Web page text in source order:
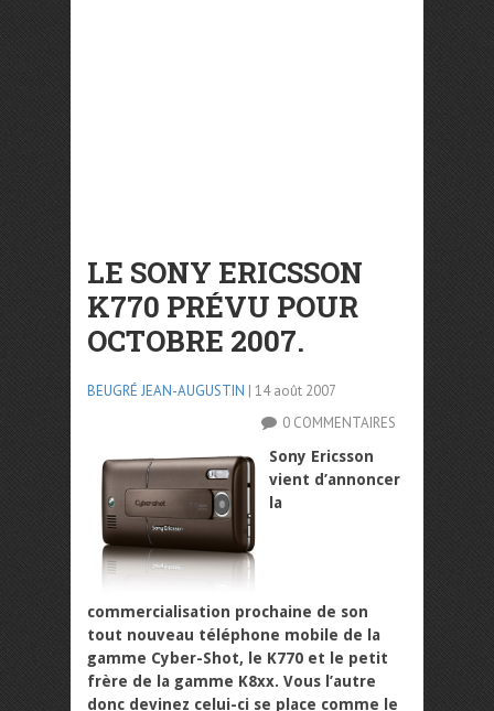
LE SONY ERICSSON
K770 PRÉVU POUR
OCTOBRE 2007.
BEUGRÉ JEAN-AUGUSTIN | 14 août 2007
0 COMMENTAIRES
Sony Ericsson
vient d’annoncer
la
commercialisation prochaine de son
tout nouveau téléphone mobile de la
gamme Cyber-Shot, le K770 et le petit
frère de la gamme K8xx. Vous l’autre
donc devinez celui-ci se place comme le